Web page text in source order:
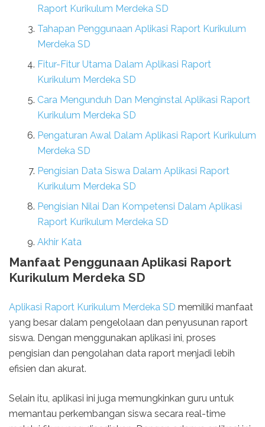
Raport Kurikulum Merdeka SD
Tahapan Penggunaan Aplikasi Raport Kurikulum
Merdeka SD
Fitur-Fitur Utama Dalam Aplikasi Raport
Kurikulum Merdeka SD
Cara Mengunduh Dan Menginstal Aplikasi Raport
Kurikulum Merdeka SD
Pengaturan Awal Dalam Aplikasi Raport Kurikulum
Merdeka SD
Pengisian Data Siswa Dalam Aplikasi Raport
Kurikulum Merdeka SD
Pengisian Nilai Dan Kompetensi Dalam Aplikasi
Raport Kurikulum Merdeka SD
Akhir Kata
Manfaat Penggunaan Aplikasi Raport
Kurikulum Merdeka SD
Aplikasi Raport Kurikulum Merdeka SD memiliki manfaat
yang besar dalam pengelolaan dan penyusunan raport
siswa. Dengan menggunakan aplikasi ini, proses
pengisian dan pengolahan data raport menjadi lebih
efisien dan akurat.
Selain itu, aplikasi ini juga memungkinkan guru untuk
memantau perkembangan siswa secara real-time